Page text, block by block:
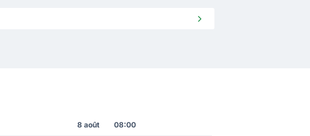
8 août 08:00